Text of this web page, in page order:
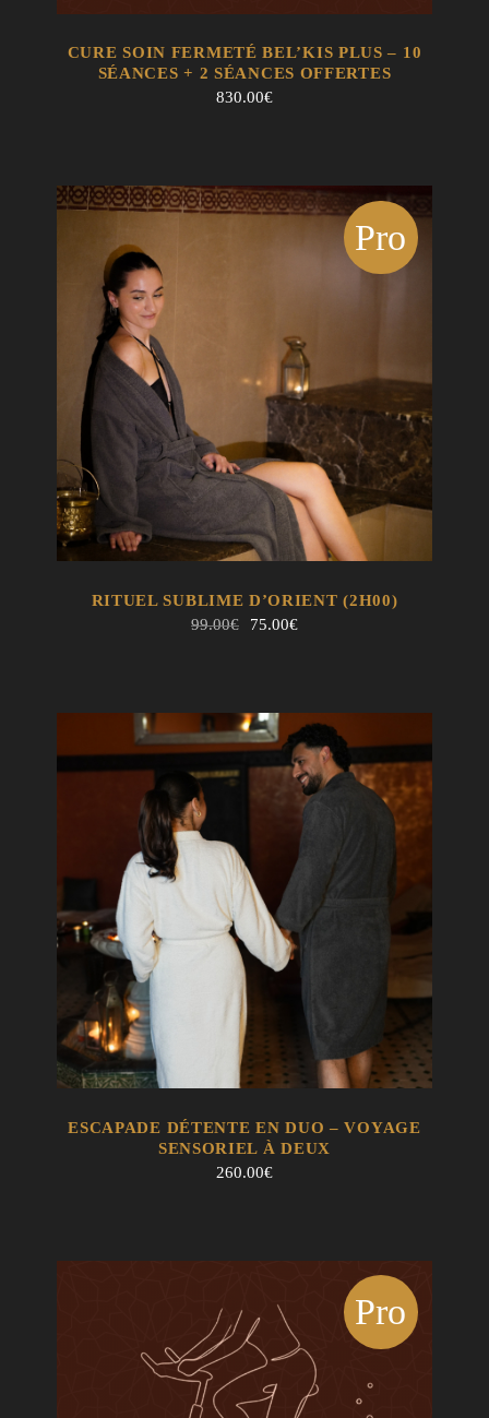
EN SAVOIR + AJOUTER AU PANIER
CURE SOIN FERMETÉ BEL’KIS PLUS – 10
SÉANCES + 2 SÉANCES OFFERTES
830.00€
EN SAVOIR + AJOUTER AU PANIER
Pro
mo !
RITUEL SUBLIME D’ORIENT (2H00)
99.00€
Le
75.00€Le
EN SAVOIR + AJOUTER AU PANIER
ESCAPADE DÉTENTE EN DUO – VOYAGE
SENSORIEL À DEUX
260.00€
Pro
mo !